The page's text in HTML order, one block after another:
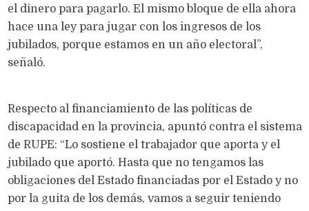
el dinero para pagarlo. El mismo bloque de ella ahora
hace una ley para jugar con los ingresos de los
jubilados, porque estamos en un año electoral”,
señaló.
Respecto al financiamiento de las políticas de
discapacidad en la provincia, apuntó contra el sistema
de RUPE: “Lo sostiene el trabajador que aporta y el
jubilado que aportó. Hasta que no tengamos las
obligaciones del Estado financiadas por el Estado y no
por la guita de los demás, vamos a seguir teniendo